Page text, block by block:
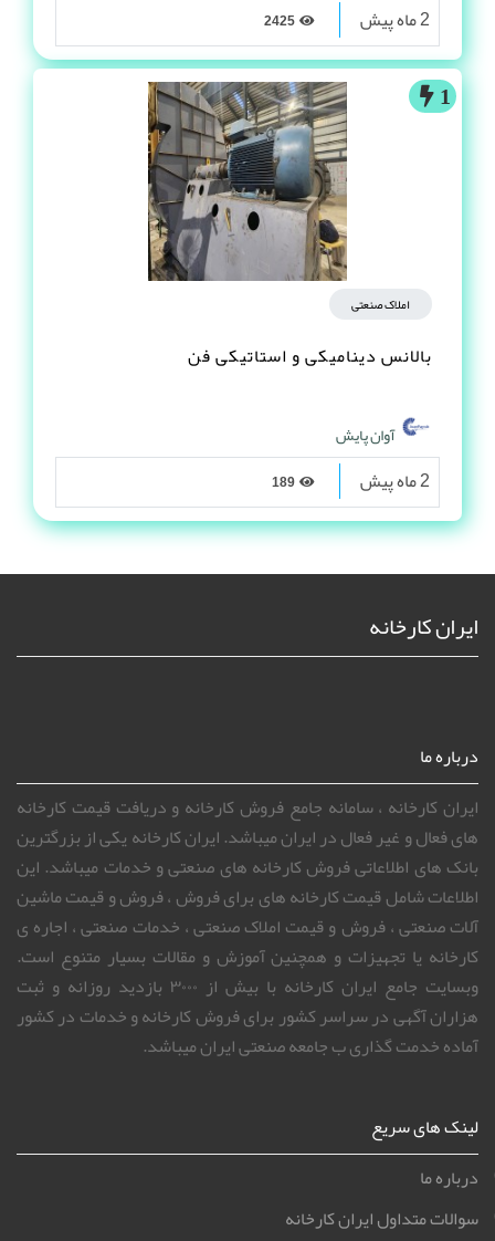
2 ماه پیش
1
املاک صنعتی
بالانس دینامیکی و استاتیکی فن
آوان پایش
2 ماه پیش
ایران کارخانه
درباره ما
ایران کارخانه ، سامانه جامع فروش کارخانه و دریافت قیمت کارخانه
های فعال و غیر فعال در ایران میباشد. ایران کارخانه یکی از بزرگترین
بانک های اطلاعاتی فروش کارخانه های صنعتی و خدمات میباشد. این
اطلاعات شامل قیمت کارخانه های برای فروش ، فروش و قیمت ماشین
آلات صنعتی ، فروش و قیمت املاک صنعتی ، خدمات صنعتی ، اجاره ی
کارخانه یا تجهیزات و همچنین آموزش و مقالات بسیار متنوع است.
وبسایت جامع ایران کارخانه با بیش از ۳۰۰۰ بازدید روزانه و ثبت
هزاران آگهی در سراسر کشور برای فروش کارخانه و خدمات در کشور
آماده خدمت گذاری ب جامعه صنعتی ایران میباشد.
لینک های سریع
درباره ما
سوالات متداول ایران کارخانه